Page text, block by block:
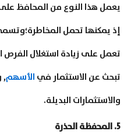
يعمل هذا النوع من المحافظ
إذ يمكنها تحمل
تعمل على زيادة استغلال الفرص
تبحث عن الاستثمار في الأسهم,
والاستثمارات البديلة.
5. المحفظة الحذرة